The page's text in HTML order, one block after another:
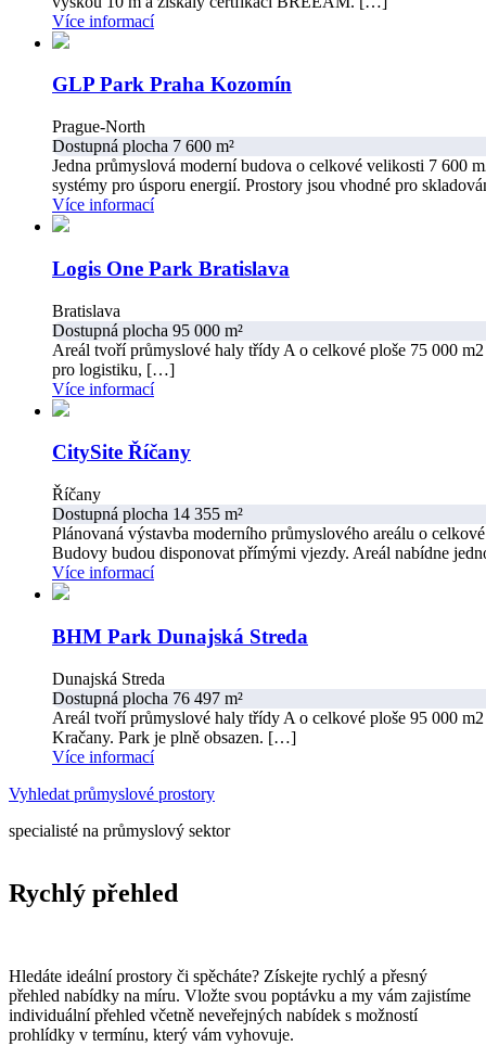
Více informací
GLP Park Praha Kozomín
Prague-North
Dostupná plocha 7 600 m²
Jedna průmyslová moderní budova o celkové velikosti 7 600
systémy pro úsporu energií. Prostory jsou vhodné pro
Více informací
Logis One Park Bratislava
Bratislava
Dostupná plocha 95 000 m²
Areál tvoří průmyslové haly třídy A o celkové ploše 75 000
pro logistiku, […]
Více informací
CitySite Říčany
Říčany
Dostupná plocha 14 355 m²
Plánovaná výstavba moderního průmyslového areálu o
Budovy budou disponovat přímými vjezdy. Areál nabídne
Více informací
BHM Park Dunajská Streda
Dunajská Streda
Dostupná plocha 76 497 m²
Areál tvoří průmyslové haly třídy A o celkové ploše 95 000
Kračany. Park je plně obsazen. […]
Více informací
Vyhledat průmyslové prostory
specialisté na průmyslový sektor
Rychlý přehled
Hledáte ideální prostory či spěcháte? Získejte rychlý a přesný
přehled nabídky na míru. Vložte svou poptávku a my vám zajistíme
individuální přehled včetně neveřejných nabídek s možností
prohlídky v termínu, který vám vyhovuje.